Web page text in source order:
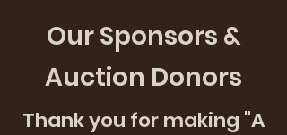
Our Sponsors &
Auction Donors
Thank you for making "A